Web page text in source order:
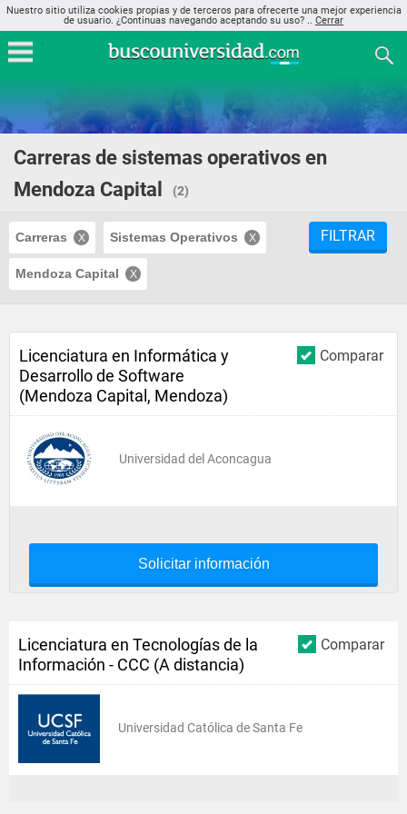
Nuestro sitio utiliza cookies propias y de terceros para ofrecerte una mejor experiencia
de usuario. ¿Continuas navegando aceptando su uso? .. Cerrar
Carreras de sistemas operativos en
Mendoza Capital
(2)
Carreras Sistemas Operativos
Mendoza Capital
FILTRAR
Comparar
Licenciatura en Informática y
Desarrollo de Software
(Mendoza Capital, Mendoza)
Universidad del Aconcagua
Solicitar información
Comparar
Licenciatura en Tecnologías de la
Información - CCC (A distancia)
Universidad Católica de Santa Fe